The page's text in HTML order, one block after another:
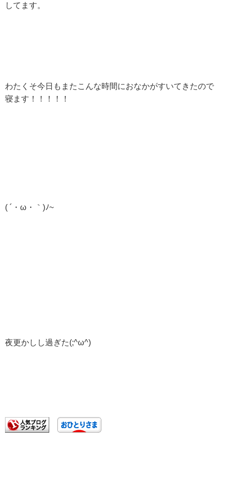
してます。
わたくそ今日もまたこんな時間におなかがすいてきたので
寝ます！！！！！
( ´・ω・｀)ﾉ~
夜更かしし過ぎた(;^ω^)